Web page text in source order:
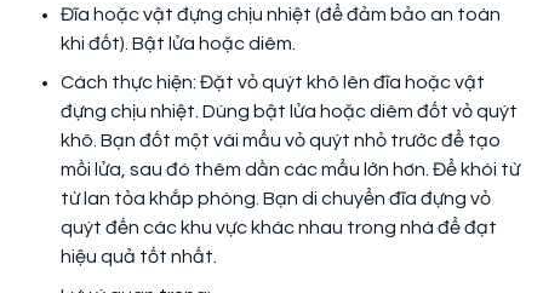
Đĩa hoặc vật đựng chịu nhiệt (để đảm bảo an toàn
khi đốt). Bật lửa hoặc diêm.
Cách thực hiện: Đặt vỏ quýt khô lên đĩa hoặc vật
đựng chịu nhiệt. Dùng bật lửa hoặc diêm đốt vỏ quýt
khô. Bạn đốt một vài mẩu vỏ quýt nhỏ trước để tạo
mồi lửa, sau đó thêm dần các mẩu lớn hơn. Để khói từ
từ lan tỏa khắp phòng. Bạn di chuyển đĩa đựng vỏ
quýt đến các khu vực khác nhau trong nhà để đạt
hiệu quả tốt nhất.